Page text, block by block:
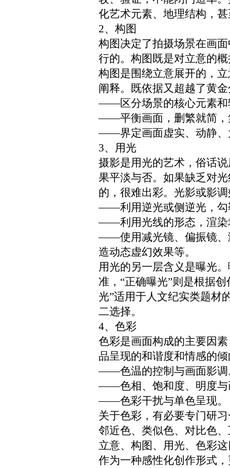
化艺术元素、地理结构，
2、构图
构图决定了拍摄场景在画
行的。构图既是对立意的
构图是围绕立意展开的，
阐释。既依据又超越了黄
——区分场景的核心元素
——平衡画面 ，删繁就简
——界定画面虚实、动静
3、用光
摄影是用光的艺术，俗话
果平淡与否。 如果缺乏对
的 ， 很难出彩。光影或影
——利用逆光或侧逆光，
——利用光线的形态，渲染
——使用减光镜、偏振镜、
造动态虚幻效果等。
用光的另一层含义是曝光
准，“正确曝光”则是根据
光”适用于人文纪实类题材
二选择。
4、色彩
色彩是画面构成的主要因
品呈现的和谐度和情感的
——色温的控制与画面影调
——色相、饱和度、明度
——色彩干扰与单色呈现。
关于色彩，有必要专门研
邻近色、类似色、对比色
立意、构图、用光、色彩
作为一种感性化创作形式